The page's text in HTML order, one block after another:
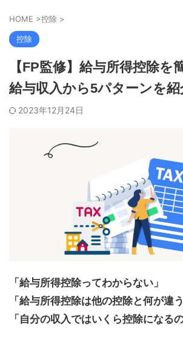
HOME >控除 >
控除
【FP監修】給与所得控除を
給与収入から5パターンを紹
2023年12月24日
「給与所得控除ってわからない」
「給与所得控除は他の控除と何が違
「自分の収入ではいくら控除になる